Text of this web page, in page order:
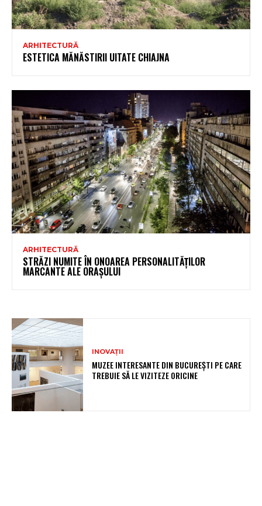
ARHITECTURĂ
ESTETICA MĂNĂSTIRII UITATE CHIAJNA
ARHITECTURĂ
STRĂZI NUMITE ÎN ONOAREA PERSONALITĂȚILOR
MARCANTE ALE ORAȘULUI
INOVAȚII
MUZEE INTERESANTE DIN BUCUREȘTI PE CARE
TREBUIE SĂ LE VIZITEZE ORICINE